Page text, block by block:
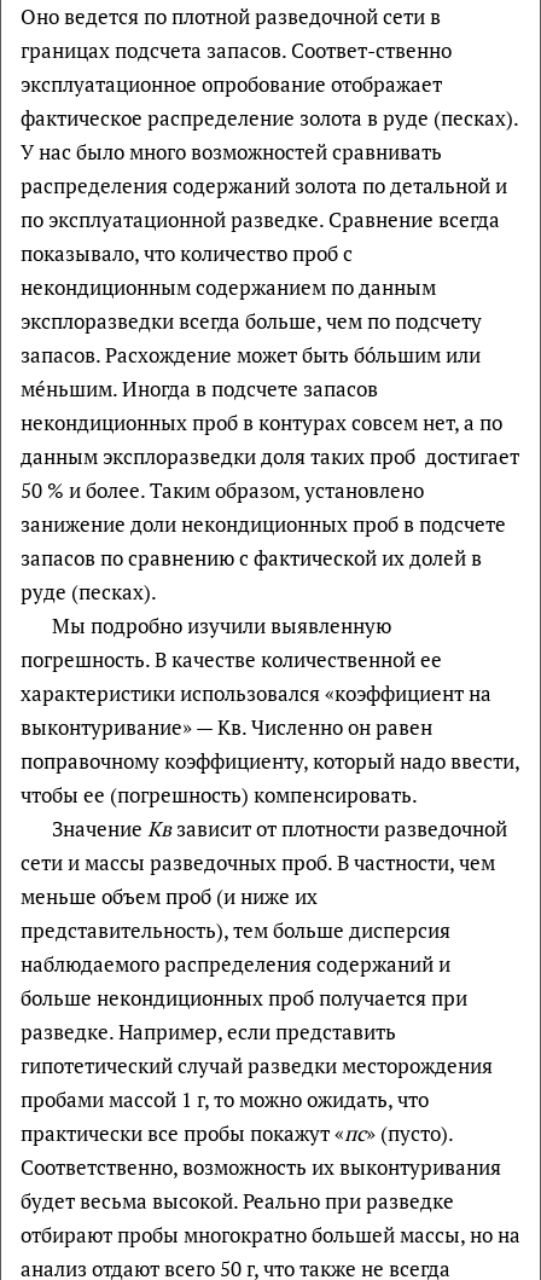
Оно ведется по плотной разведочной сети в
границах подсчета запасов. Соответ-ственно
эксплуатационное опробование отображает
фактическое распределение золота в руде (песках).
У нас было много возможностей сравнивать
распределения содержаний золота по детальной и
по эксплуатационной разведке. Сравнение всегда
показывало, что количество проб с
некондиционным содержанием по данным
эксплоразведки всегда больше, чем по подсчету
запасов. Расхождение может быть бóльшим или
мéньшим. Иногда в подсчете запасов
некондиционных проб в контурах совсем нет, а по
данным эксплоразведки доля таких проб достигает
50 % и более. Таким образом, установлено
занижение доли некондиционных проб в подсчете
запасов по сравнению с фактической их долей в
руде (песках).
Мы подробно изучили выявленную
погрешность. В качестве количественной ее
характеристики использовался «коэффициент на
выконтуривание» — Кв. Численно он равен
поправочному коэффициенту, который надо ввести,
чтобы ее (погрешность) компенсировать.
Значение Квзависит от плотности разведочной
сети и массы разведочных проб. В частности, чем
меньше объем проб (и ниже их
представительность), тем больше дисперсия
наблюдаемого распределения содержаний и
больше некондиционных проб получается при
разведке. Например, если представить
гипотетический случай разведки месторождения
пробами массой 1 г, то можно ожидать, что
практически все пробы покажут «пс» (пусто).
Соответственно, возможность их выконтуривания
будет весьма высокой. Реально при разведке
отбирают пробы многократно большей массы, но на
анализ отдают всего 50 г, что также не всегда